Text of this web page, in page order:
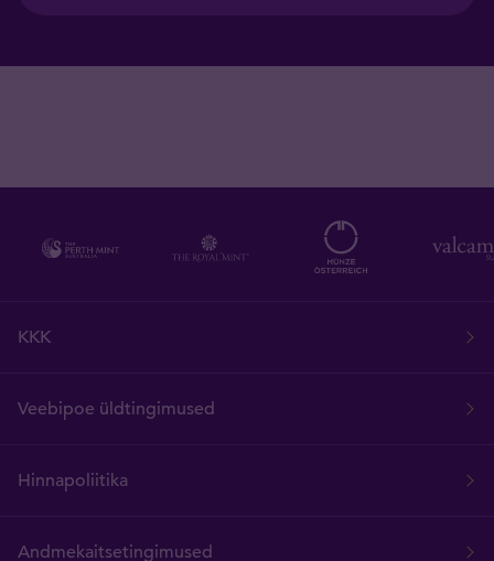
KKK
Veebipoe üldtingimused
Hinnapoliitika
Andmekaitsetingimused